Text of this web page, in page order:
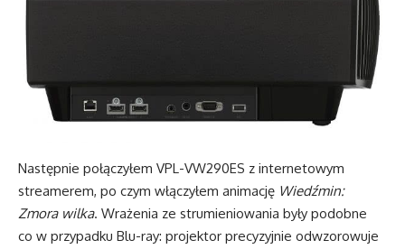
Następnie połączyłem VPL-VW290ES z internetowym
streamerem, po czym włączyłem animację Wiedźmin:
Zmora wilka. Wrażenia ze strumieniowania były podobne
co w przypadku Blu-ray: projektor precyzyjnie odwzorowuje